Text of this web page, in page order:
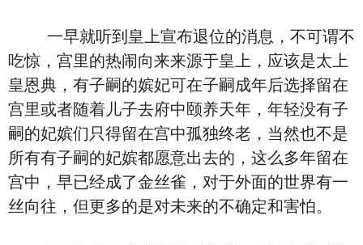
一早就听到皇上宣布退位的消息，不可谓不
吃惊，宫里的热闹向来来源于皇上，应该是太上
皇恩典，有子嗣的嫔妃可在子嗣成年后选择留在
宫里或者随着儿子去府中颐养天年，年轻没有子
嗣的妃嫔们只得留在宫中孤独终老，当然也不是
所有有子嗣的妃嫔都愿意出去的，这么多年留在
宫中，早已经成了金丝雀，对于外面的世界有一
丝向往，但更多的是对未来的不确定和害怕。